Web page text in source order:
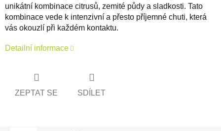
unikátní kombinace citrusů, zemité půdy a sladkosti. Tato
kombinace vede k intenzivní a přesto příjemné chuti, která
vás okouzlí při každém kontaktu.
Detailní informace
ZEPTAT SE SDÍLET